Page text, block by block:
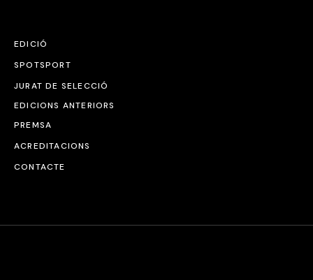
EDICIÓ
SPOTSPORT
JURAT DE SELECCIÓ
EDICIONS ANTERIORS
PREMSA
ACREDITACIONS
CONTACTE